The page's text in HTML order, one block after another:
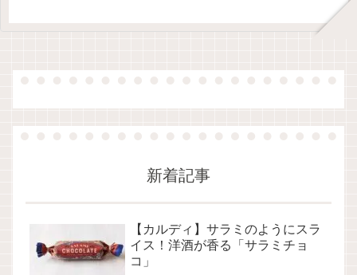
新着記事
【カルディ】サラミのようにスラ
イス！洋酒が香る「サラミチョ
コ」